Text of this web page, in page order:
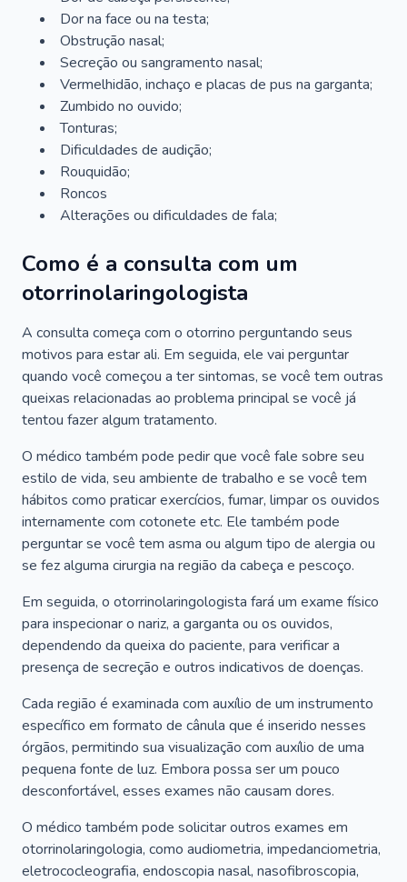
Dor na face ou na testa;
Obstrução nasal;
Secreção ou sangramento nasal;
Vermelhidão, inchaço e placas de pus na garganta;
Zumbido no ouvido;
Tonturas;
Dificuldades de audição;
Rouquidão;
Roncos
Alterações ou dificuldades de fala;
Como é a consulta com um
otorrinolaringologista
A consulta começa com o otorrino perguntando seus
motivos para estar ali. Em seguida, ele vai perguntar
quando você começou a ter sintomas, se você tem outras
queixas relacionadas ao problema principal se você já
tentou fazer algum tratamento.
O médico também pode pedir que você fale sobre seu
estilo de vida, seu ambiente de trabalho e se você tem
hábitos como praticar exercícios, fumar, limpar os ouvidos
internamente com cotonete etc. Ele também pode
perguntar se você tem asma ou algum tipo de alergia ou
se fez alguma cirurgia na região da cabeça e pescoço.
Em seguida, o otorrinolaringologista fará um exame físico
para inspecionar o nariz, a garganta ou os ouvidos,
dependendo da queixa do paciente, para verificar a
presença de secreção e outros indicativos de doenças.
Cada região é examinada com auxílio de um instrumento
específico em formato de cânula que é inserido nesses
órgãos, permitindo sua visualização com auxílio de uma
pequena fonte de luz. Embora possa ser um pouco
desconfortável, esses exames não causam dores.
O médico também pode solicitar outros exames em
otorrinolaringologia, como audiometria, impedanciometria,
eletrococleografia, endoscopia nasal, nasofibroscopia,